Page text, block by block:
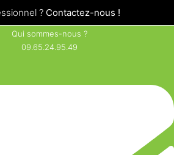
? Contactez-nous !
Qui sommes-nous ?
09.65.24.95.49